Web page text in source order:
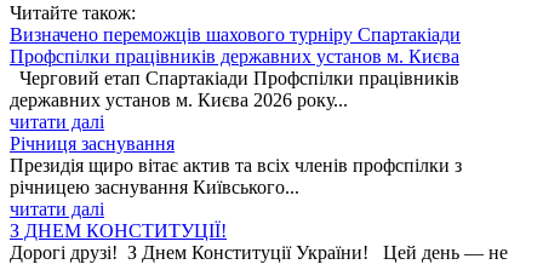
Читайте також:
Визначено переможців шахового турніру Спартакіади
Профспілки працівників державних установ м. Києва
Черговий етап Спартакіади Профспілки працівників
державних установ м. Києва 2026 року...
читати далі
Річниця заснування
Президія щиро вітає актив та всіх членів профспілки з
річницею заснування Київського...
читати далі
З ДНЕМ КОНСТИТУЦІЇ!
Дорогі друзі! З Днем Конституції України! Цей день — не